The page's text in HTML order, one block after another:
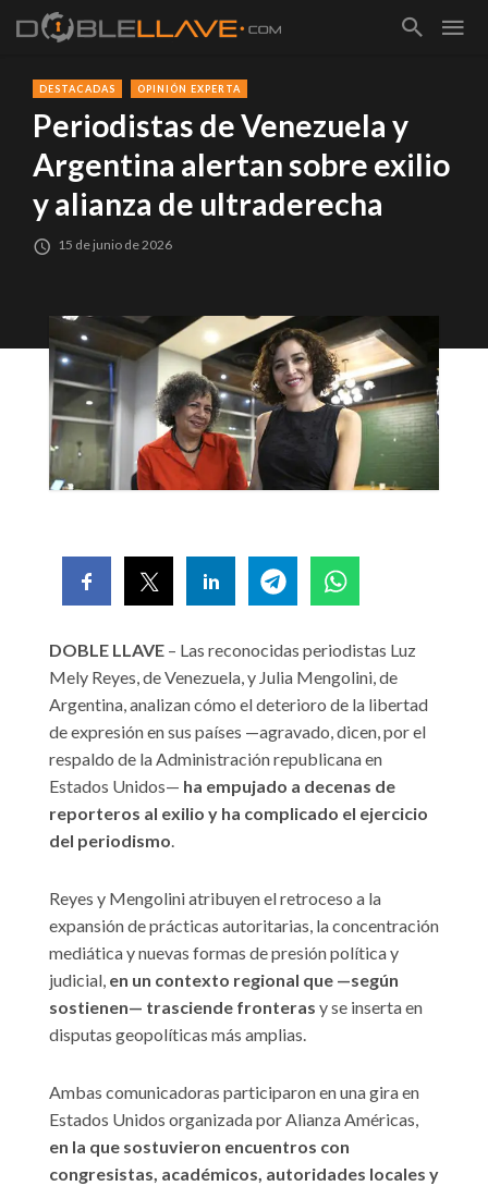
DESTACADAS OPINIÓN EXPERTA
Periodistas de Venezuela y
Argentina alertan sobre exilio
y alianza de ultraderecha
15 de junio de 2026
DOBLE LLAVE – Las reconocidas periodistas Luz
Mely Reyes, de Venezuela, y Julia Mengolini, de
Argentina, analizan cómo el deterioro de la libertad
de expresión en sus países —agravado, dicen, por el
respaldo de la Administración republicana en
Estados Unidos— ha empujado a decenas de
reporteros al exilio y ha complicado el ejercicio
del periodismo.
Reyes y Mengolini atribuyen el retroceso a la
expansión de prácticas autoritarias, la concentración
mediática y nuevas formas de presión política y
judicial, en un contexto regional que —según
sostienen— trasciende fronteras y se inserta en
disputas geopolíticas más amplias.
Ambas comunicadoras participaron en una gira en
Estados Unidos organizada por Alianza Américas,
en la que sostuvieron encuentros con
congresistas, académicos, autoridades locales y